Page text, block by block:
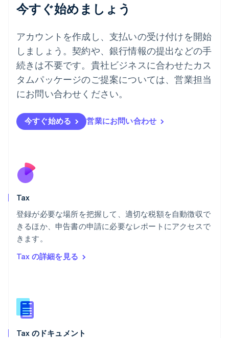
今すぐ始めましょう
アカウントを作成し、支払いの受け付けを開始
しましょう。契約や、銀行情報の提出などの手
続きは不要です。貴社ビジネスに合わせたカス
タムパッケージのご提案については、営業担当
にお問い合わせください。
今すぐ始める 営業にお問い合わせ
Tax
登録が必要な場所を把握して、適切な税額を自動徴収で
きるほか、申告書の申請に必要なレポートにアクセスで
きます。
Tax の詳細を見る
Tax のドキュメント
デンマーク
ドイツ
ニュージーランド
English
ノルウェー
English
ハンガリー
フィンランド
EnglishSvenska
Français
ブルガリア
ポーランド
English
ポルトガル
マルタ
メキシコ
Español
English